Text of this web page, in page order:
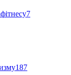
7
187